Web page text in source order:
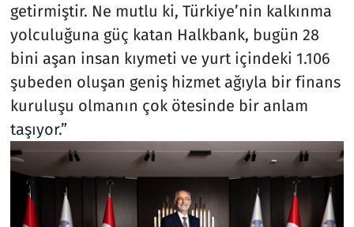
getirmiştir. Ne mutlu ki, Türkiye’nin kalkınma
yolculuğuna güç katan Halkbank, bugün 28
bini aşan insan kıymeti ve yurt içindeki 1.106
şubeden oluşan geniş hizmet ağıyla bir finans
kuruluşu olmanın çok ötesinde bir anlam
taşıyor.”